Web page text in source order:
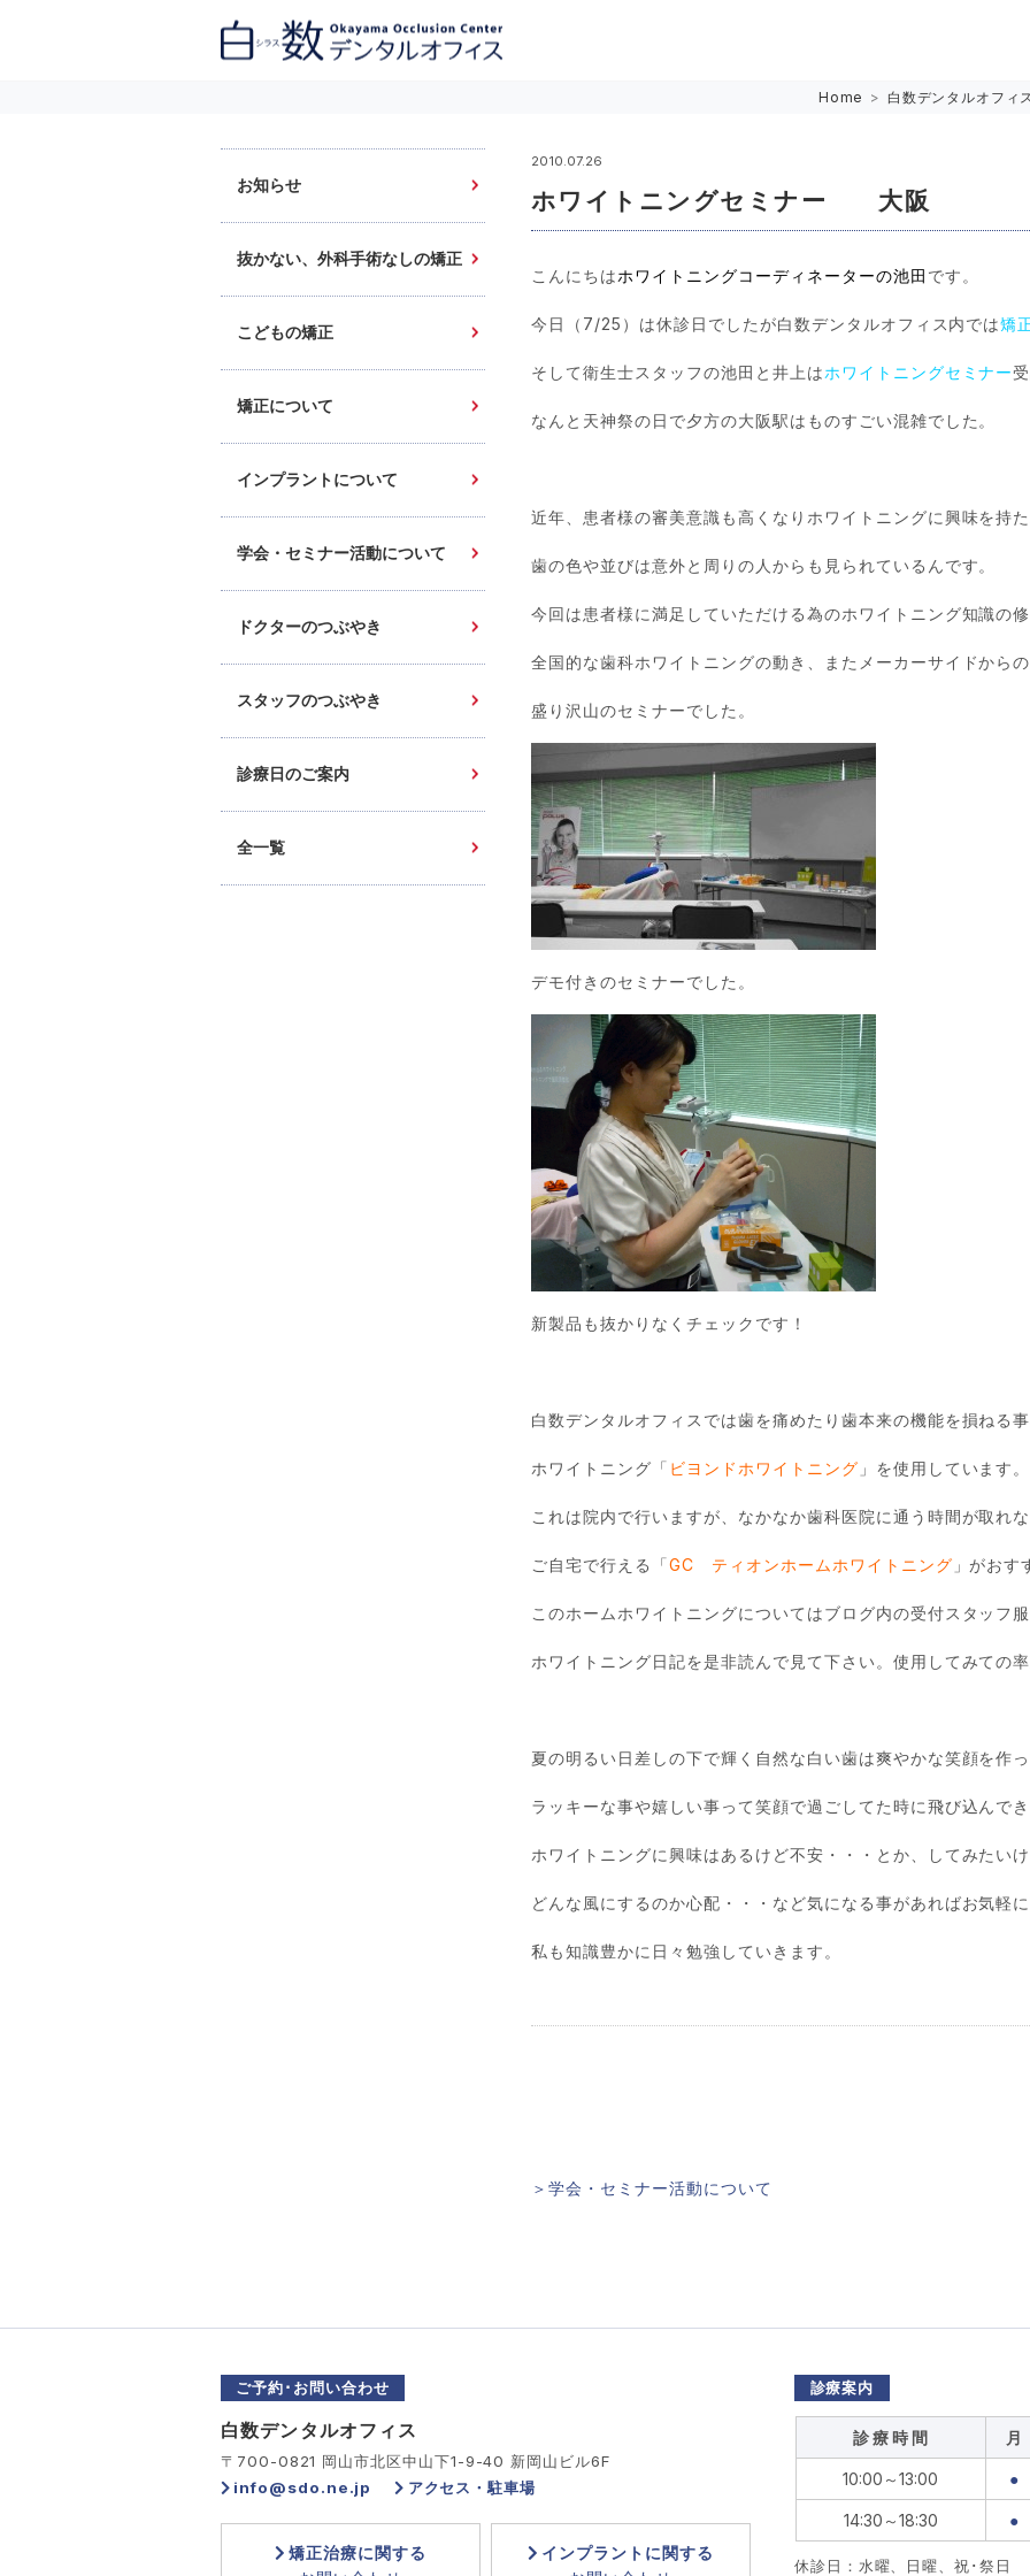
Home > 白数デンタルオフィ
2010.07.26
ホワイトニングセミナー 大阪
こんにちはホワイトニングコーディネーターの池田 です。
今日（7/25）は休診日でしたが白数デンタルオフィス内では矯
そして衛生士スタッフの池田と井上はホワイトニングセミナー
なんと天神祭の日で夕方の大阪駅はものすごい混雑でした。
近年、患者様の審美意識も高くなりホワイトニングに興味を持
歯の色や並びは意外と周りの人からも見られているんです。
今回は患者様に満足していただける為のホワイトニング知識の修
全国的な歯科ホワイトニングの動き、またメーカーサイドから
盛り沢山のセミナーでした。
デモ付きのセミナーでした。
新製品も抜かりなくチェックです！
白数デンタルオフィスでは歯を痛めたり歯本来の機能を損ねる
ホワイトニング「 ビヨンドホワイトニング 」を使用しています。
これは院内で行いますが、なかなか歯科医院に通う時間が取れ
ご自宅で行える「GC ティオンホームホワイトニング 」がおす
このホームホワイトニングについてはブログ内の受付スタッフ
ホワイトニング日記を是非読んで見て下さい。使用してみての
夏の明るい日差しの下で輝く自然な白い歯は爽やかな笑顔を作っ
ラッキーな事や嬉しい事って笑顔で過ごしてた時に飛び込んで
ホワイトニングに興味はあるけど不安・・・とか、してみたい
どんな風にするのか心配・・・など気になる事があればお気軽
私も知識豊かに日々勉強していきます。
＞学会・セミナー活動について
お知らせ
抜かない、外科手術なしの矯正
こどもの矯正
矯正について
インプラントについて
学会・セミナー活動について
ドクターのつぶやき
スタッフのつぶやき
診療日のご案内
全一覧
ご予約･お問い合わせ
白数デンタルオフィス
〒700-0821 岡山市北区中山下1-9-40 新岡山ビル6F
info@sdo.ne.jp
アクセス・駐車場
矯正治療に関する
インプラントに関する
診療案内
診 療 時 間 月
10:00～13:00 ●
14:30～18:30 ●
休診日：水曜、日曜、祝･祭日